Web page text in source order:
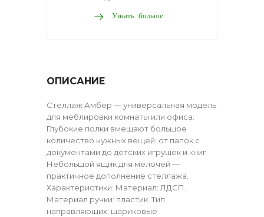
Узнать больше
ОПИСАНИЕ
Стеллаж Амбер — универсальная модель
для меблировки комнаты или офиса.
Глубокие полки вмещают большое
количество нужных вещей: от папок с
документами до детских игрушек и книг.
Небольшой ящик для мелочей —
практичное дополнение стеллажа.
Характеристики: Материал: ЛДСП.
Материал ручки: пластик. Тип
направляющих: шариковые.